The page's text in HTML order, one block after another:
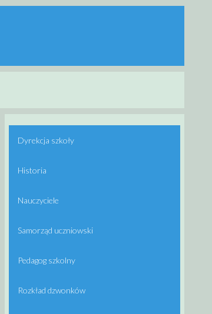
Dyrekcja szkoły
Historia
Nauczyciele
Samorząd uczniowski
Pedagog szkolny
Rozkład dzwonków